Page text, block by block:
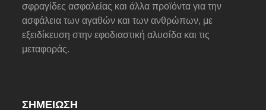
σφραγίδες ασφαλείας και άλλα προϊόντα για την
ασφάλεια των αγαθών και των ανθρώπων, με
εξειδίκευση στην εφοδιαστική αλυσίδα και τις
μεταφοράς.
ΣΗΜΕΊΩΣΗ